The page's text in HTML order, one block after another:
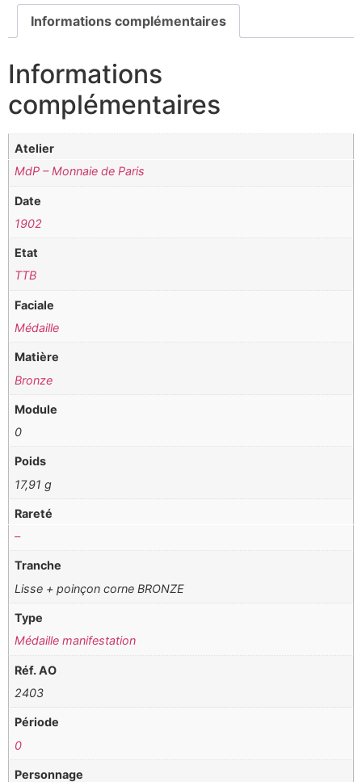
Informations complémentaires
Informations
complémentaires
Atelier
MdP – Monnaie de Paris
Date
1902
Etat
TTB
Faciale
Médaille
Matière
Bronze
Module
0
Poids
17,91 g
Rareté
–
Tranche
Lisse + poinçon corne BRONZE
Type
Médaille manifestation
Réf. AO
2403
Période
0
Personnage